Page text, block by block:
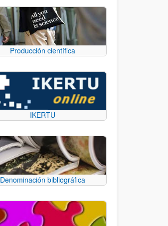
Producción científica
IKERTU
Denominación bibliográfica